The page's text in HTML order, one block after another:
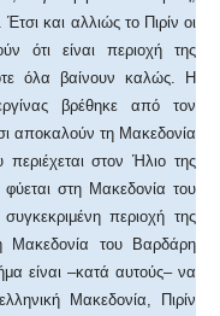
και αλλιώς το Πιρίν οι
ότι είναι περιοχή της
όλα βαίνουν καλώς. Η
βρέθηκε από τον
αποκαλούν τη Μακεδονία
στον Ήλιο της
στη Μακεδονία του
περιοχή της
Μακεδονία του Βαρδάρη
είναι –κατά αυτούς– να
Μακεδονία, Πιρίν